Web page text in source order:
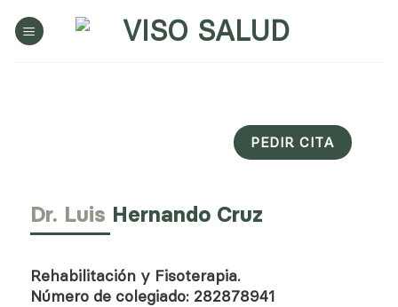
PEDIR CITA
Dr. Luis Hernando Cruz
Rehabilitación y Fisoterapia.
Número de colegiado: 282878941